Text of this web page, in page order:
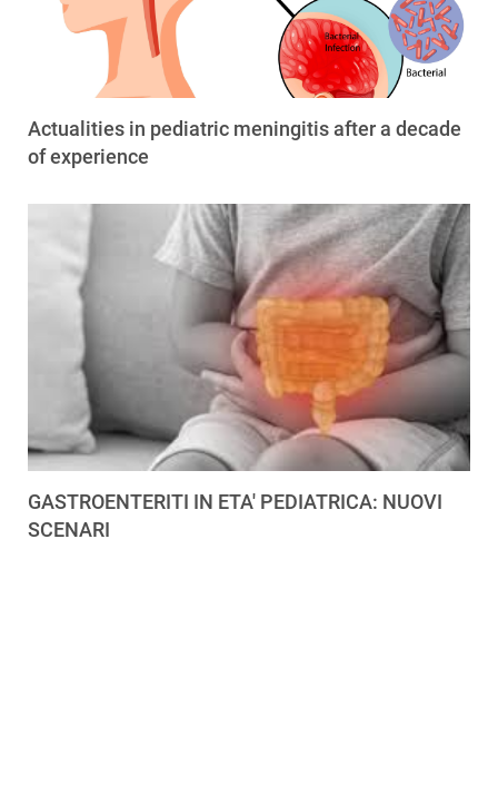
Actualities in pediatric meningitis after a decade
of experience
GASTROENTERITI IN ETA' PEDIATRICA: NUOVI
SCENARI